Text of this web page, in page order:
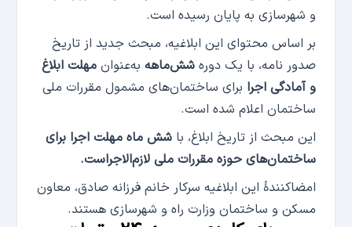
و شهرسازی به پایان رسیده است.
بر اساس محتوای این ابلاغیه، مبحث جدید از تاریخ
صدور نامه، با یک دورهشش‌ماهه به‌عنوانمهلت ابلاغ
و آمادگی اجرا برای ساختمان‌های مشمول مقررات ملی
ساختمان اعلام شده است.
این مبحث از تاریخ ابلاغ، باشش ماه مهلت اجرا برای
ساختمان‌های حوزه مقررات ملی لازم‌الاجراست.
امضاکنندهٔ این ابلاغیه سرکار خانم فرزانه صادق، معاون
مسکن و ساختمان وزارت راه و شهرسازی هستند.